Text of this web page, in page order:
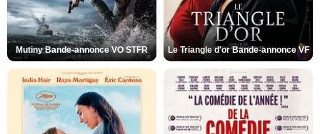
Mutiny Bande-annonce VO STFR Le Triangle d'or Bande-annonce VF